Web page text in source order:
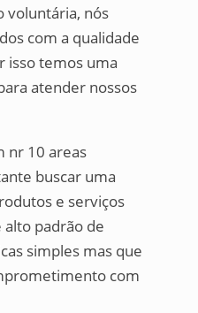
voluntária, nós
com a qualidade
isso temos uma
atender nossos
nr 10 areas
buscar uma
e serviços
alto padrão de
simples mas que
com